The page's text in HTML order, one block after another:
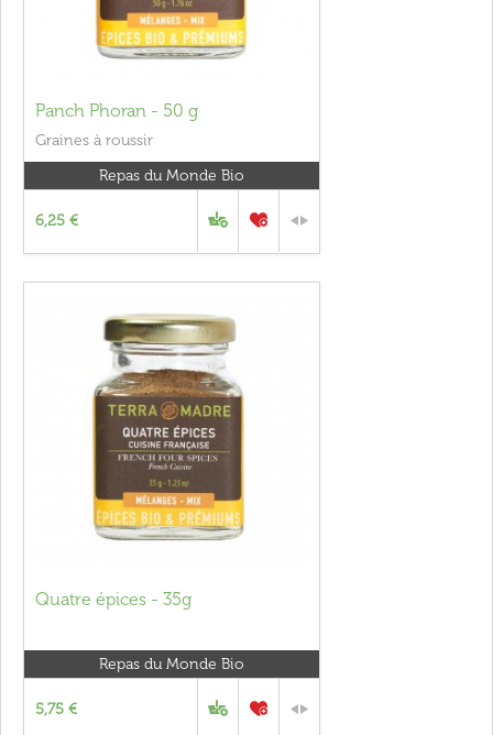
Panch Phoran - 50 g
Graines à roussir
Repas du Monde Bio
6,25 €
Quatre épices - 35g
Repas du Monde Bio
5,75 €